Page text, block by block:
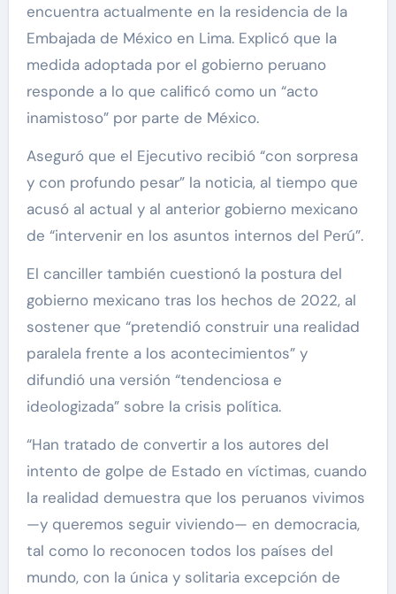
encuentra actualmente en la residencia de la
Embajada de México en Lima. Explicó que la
medida adoptada por el gobierno peruano
responde a lo que calificó como un “acto
inamistoso” por parte de México.
Aseguró que el Ejecutivo recibió “con sorpresa
y con profundo pesar” la noticia, al tiempo que
acusó al actual y al anterior gobierno mexicano
de “intervenir en los asuntos internos del Perú”.
El canciller también cuestionó la postura del
gobierno mexicano tras los hechos de 2022, al
sostener que “pretendió construir una realidad
paralela frente a los acontecimientos” y
difundió una versión “tendenciosa e
ideologizada” sobre la crisis política.
“Han tratado de convertir a los autores del
intento de golpe de Estado en víctimas, cuando
la realidad demuestra que los peruanos vivimos
—y queremos seguir viviendo— en democracia,
tal como lo reconocen todos los países del
mundo, con la única y solitaria excepción de